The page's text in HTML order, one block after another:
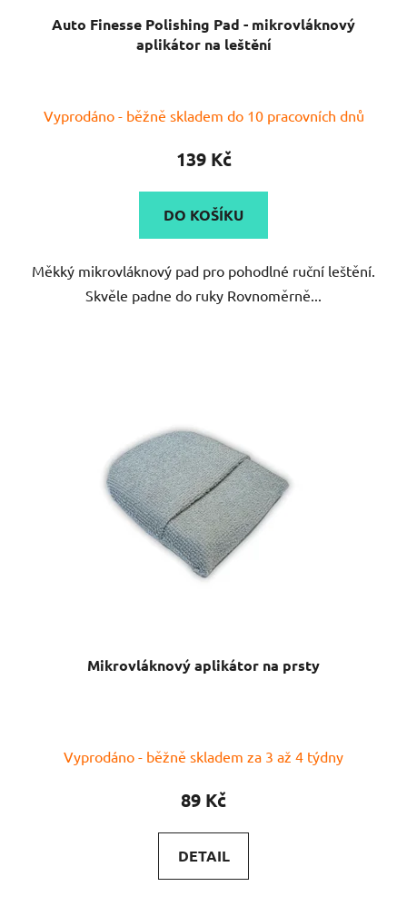
Auto Finesse Polishing Pad - mikrovláknový
aplikátor na leštění
hodnocení
produktu
5,0
z
hvězdiček.
Vyprodáno - běžně skladem do 10 pracovních dnů
139 Kč
DO KOŠÍKU
Měkký mikrovláknový pad pro pohodlné ruční leštění.
Skvěle padne do ruky Rovnoměrně...
Mikrovláknový aplikátor na prsty
Vyprodáno - běžně skladem za 3 až 4 týdny
89 Kč
DETAIL